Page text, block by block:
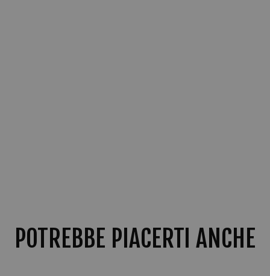
POTREBBE PIACERTI ANCHE